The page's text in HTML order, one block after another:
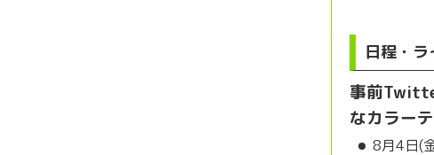
日程・
事前
なカラー
8月4日(